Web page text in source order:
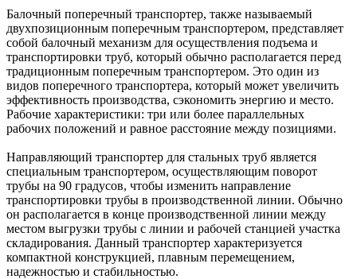
Балочный поперечный транспортер, также называемый
двухпозиционным поперечным транспортером, представляет
собой балочный механизм для осуществления подъема и
транспортировки труб, который обычно располагается перед
традиционным поперечным транспортером. Это один из
видов поперечного транспортера, который может увеличить
эффективность производства, сэкономить энергию и место.
Рабочие характеристики: три или более параллельных
рабочих положений и равное расстояние между позициями.
Направляющий транспортер для стальных труб является
специальным транспортером, осуществляющим поворот
трубы на 90 градусов, чтобы изменить направление
транспортировки трубы в производственной линии. Обычно
он располагается в конце производственной линии между
местом выгрузки трубы с линии и рабочей станцией участка
складирования. Данный транспортер характеризуется
компактной конструкцией, плавным перемещением,
надежностью и стабильностью.